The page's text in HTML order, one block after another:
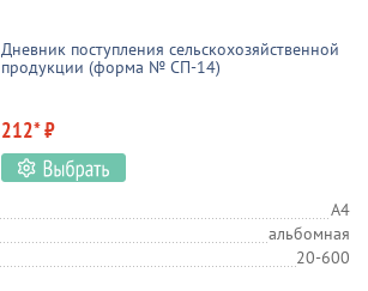
Дневник поступления сельскохозяйственной
продукции (форма № СП-14)
212* ₽
А4
альбомная
20-600